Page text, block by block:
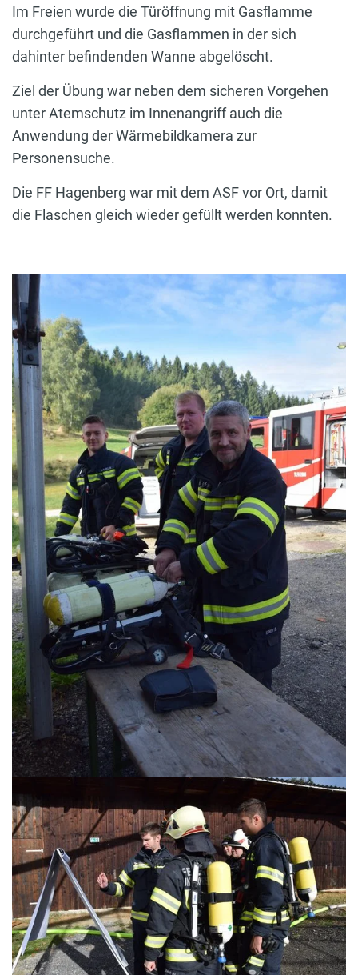
Im Freien wurde die Türöffnung mit Gasflamme
durchgeführt und die Gasflammen in der sich
dahinter befindenden Wanne abgelöscht.
Ziel der Übung war neben dem sicheren Vorgehen
unter Atemschutz im Innenangriff auch die
Anwendung der Wärmebildkamera zur
Personensuche.
Die FF Hagenberg war mit dem ASF vor Ort, damit
die Flaschen gleich wieder gefüllt werden konnten.